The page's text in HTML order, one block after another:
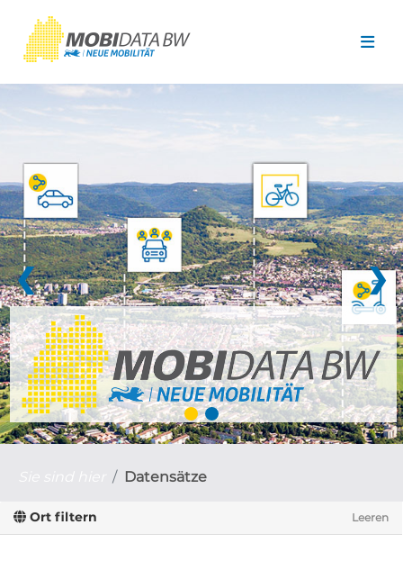
❮ ❯
Datensätze
Ort filtern Leeren